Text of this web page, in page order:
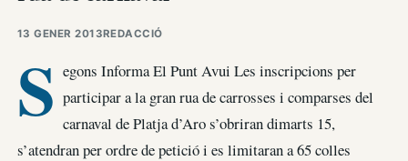
13 GENER 2013REDACCIÓ
S egons Informa El Punt Avui Les inscripcions per
participar a la gran rua de carrosses i comparses del
carnaval de Platja d’Aro s’obriran dimarts 15,
s’atendran per ordre de petició i es limitaran a 65 colles